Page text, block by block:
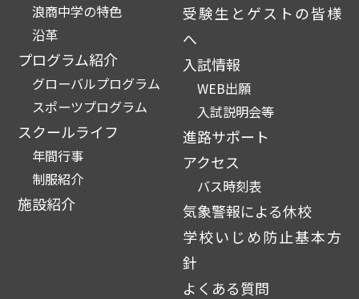
浪商中学の特色
沿革
プログラム紹介
グローバルプログラム
スポーツプログラム
スクールライフ
年間行事
制服紹介
施設紹介
受験生とゲストの皆様
へ
入試情報
WEB出願
入試説明会等
進路サポート
アクセス
バス時刻表
気象警報による休校
学校いじめ防止基本方
針
よくある質問